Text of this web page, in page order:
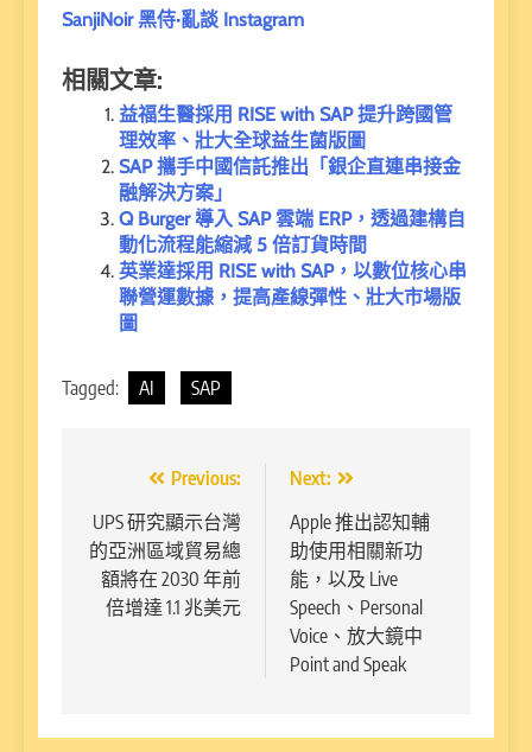
SanjiNoir 黑侍·亂談 Instagram
相關文章:
益福生醫採用 RISE with SAP 提升跨國管
理效率、壯大全球益生菌版圖
SAP 攜手中國信託推出「銀企直連串接金
融解決方案」
Q Burger 導入 SAP 雲端 ERP，透過建構自
動化流程能縮減 5 倍訂貨時間
英業達採用 RISE with SAP，以數位核心串
聯營運數據，提高產線彈性、壯大市場版
圖
Tagged: AI SAP
章
導
覽
Previous:
UPS 研究顯示台灣
的亞洲區域貿易總
額將在 2030 年前
倍增達 1.1 兆美元
Next:
Apple 推出認知輔
助使用相關新功
能，以及 Live
Speech、Personal
Voice、放大鏡中
Point and Speak